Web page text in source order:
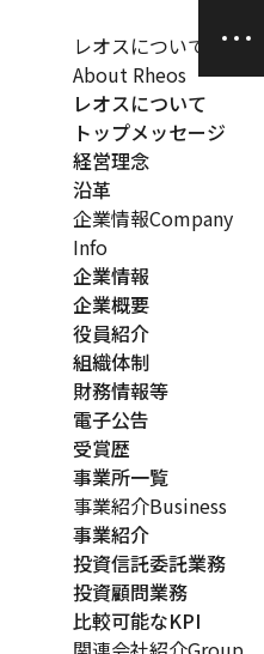
レオスについて
About Rheos
レオスについて
トップメッセージ
経営理念
沿革
企業情報Company
Info
企業情報
企業概要
役員紹介
組織体制
財務情報等
電子公告
受賞歴
事業所一覧
事業紹介Business
事業紹介
投資信託委託業務
投資顧問業務
比較可能なKPI